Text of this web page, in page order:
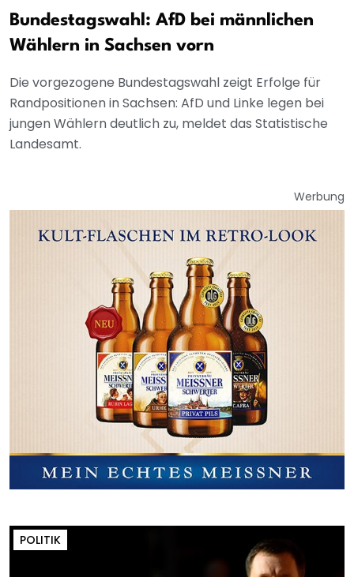
Bundestagswahl: AfD bei männlichen
Wählern in Sachsen vorn
Die vorgezogene Bundestagswahl zeigt Erfolge für
Randpositionen in Sachsen: AfD und Linke legen bei
jungen Wählern deutlich zu, meldet das Statistische
Landesamt.
Werbung
POLITIK